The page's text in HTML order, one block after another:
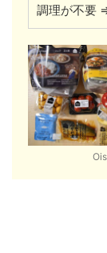
調理が不要